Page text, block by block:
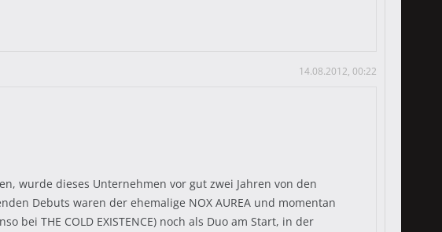
14.08.2012, 00:22
wurde dieses Unternehmen vor gut zwei Jahren von den
Debuts waren der ehemalige NOX AUREA und momentan
bei THE COLD EXISTENCE) noch als Duo am Start, in der